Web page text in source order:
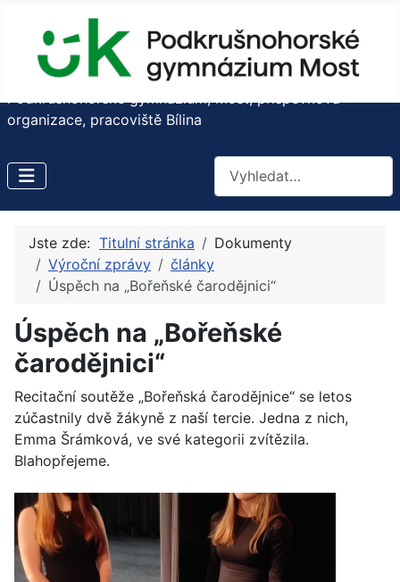
organizace, pracoviště Bílina
Hledat
Jste zde: Titulní stránka
Dokumenty
Výroční zprávy
články
Úspěch na „Bořeňské čarodějnici“
Úspěch na „Bořeňské
čarodějnici“
Recitační soutěže „Bořeňská čarodějnice“ se letos
zúčastnily dvě žákyně z naší tercie. Jedna z nich,
Emma Šrámková, ve své kategorii zvítězila.
Blahopřejeme.